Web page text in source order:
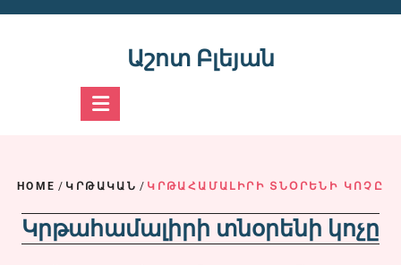
Աշոտ Բլեյան
HOME / ԿՐԹԱԿԱՆ / ԿՐԹԱՀԱՄԱԼԻՐԻ ՏՆՕՐԵՆԻ ԿՈՉԸ
Կրթահամալիրի տնօրենի կոչը